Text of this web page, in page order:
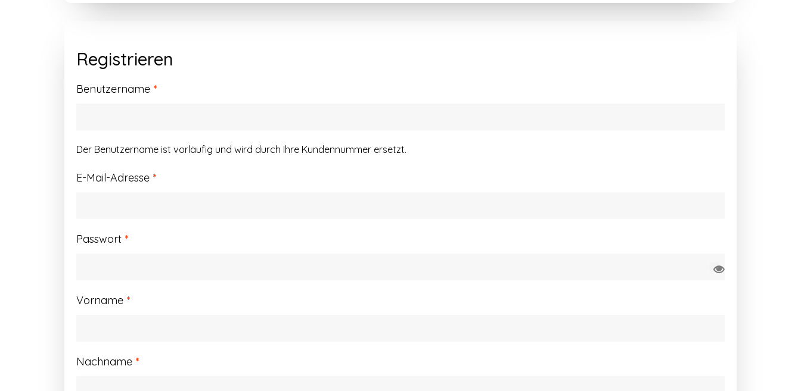
Registrieren
Benutzername *Erforderlich
Der Benutzername ist vorläufig und wird durch Ihre Kundennummer ersetzt.
E-Mail-Adresse *Erforderlich
Passwort *Erforderlich
Vorname *
Nachname *